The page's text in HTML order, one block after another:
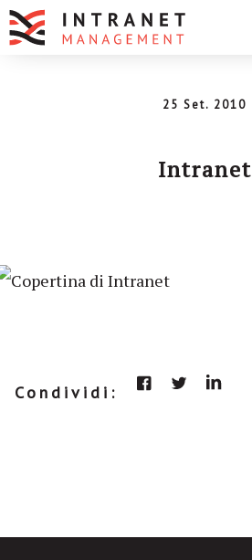
25 Set. 2010
Intranet
Condividi: